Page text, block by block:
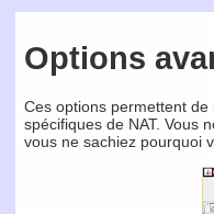
Options
Ces options permettent
spécifiques de NAT. Vous
vous ne sachiez pourquoi